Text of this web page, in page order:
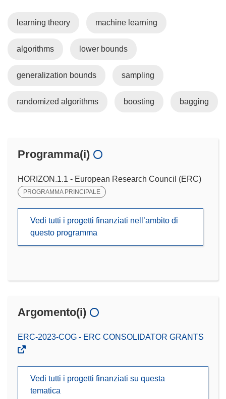
learning theory machine learning
algorithms lower bounds
generalization bounds sampling
randomized algorithms boosting bagging
Programma(i)
HORIZON.1.1 - European Research Council (ERC)
PROGRAMMA PRINCIPALE
Vedi tutti i progetti finanziati nell’ambito di
questo programma
Argomento(i)
ERC-2023-COG - ERC CONSOLIDATOR GRANTS
Vedi tutti i progetti finanziati su questa
tematica